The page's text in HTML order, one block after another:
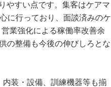
やすい点です。集客はケアマ
に行っており、面談済みのケ
業強化による稼働率改善余
の整備も今後の伸びしろとな
装・設備、訓練機器等も揃